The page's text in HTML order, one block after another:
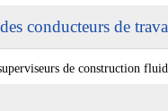
des conducteurs de
de construction